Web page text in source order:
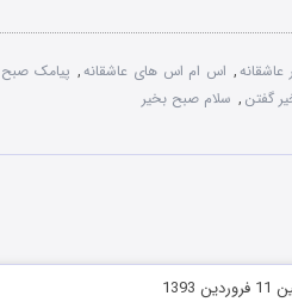
, اس ام اس های عاشقانه, پیامک صبح
گفتن , سلام صبح بخیر